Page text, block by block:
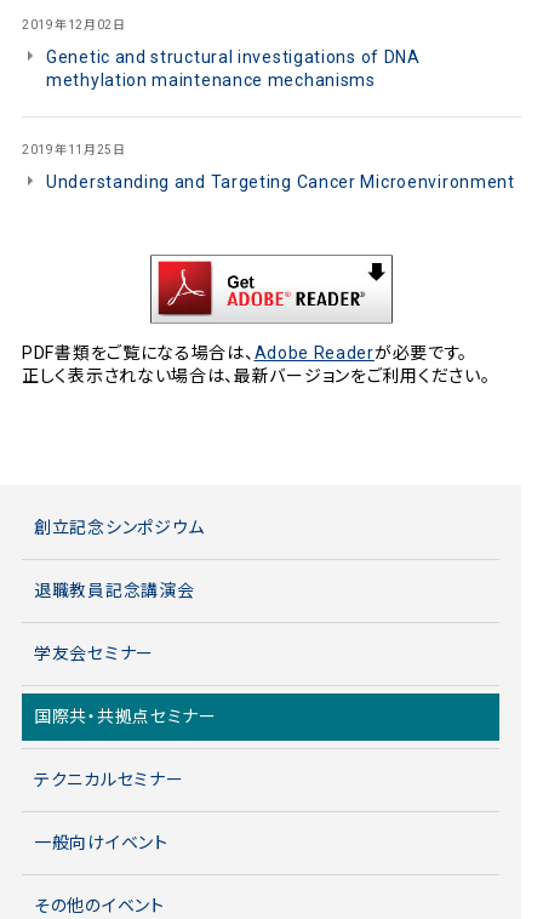
2019年12月02日
Genetic and structural investigations of DNA
methylation maintenance mechanisms
2019年11月25日
Understanding and Targeting Cancer Microenvironment
PDF書類をご覧になる場合は、 Adobe Readerが必要です。
正しく表示されない場合は、最新バージョンをご利用ください。
創立記念シンポジウム
退職教員記念講演会
学友会セミナー
国際共・共拠点セミナー
テクニカルセミナー
一般向けイベント
その他のイベント